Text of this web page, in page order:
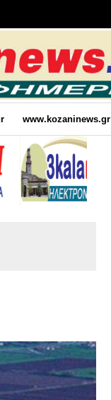
www.kozaninews.gr